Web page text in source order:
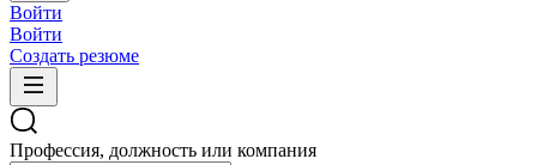
Войти
Войти
Создать резюме
Профессия, должность или компания